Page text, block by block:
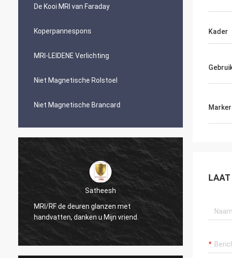
De Kooi MRI van Faraday
Koperpannespons
MRI-LEIDENE Verlichting
Niet Magnetische Rolstoel
Niet Magnetische Brancard
Satheesh
MRI/RF de deuren glanzen met
handvatten, danken u Mijn vriend.
kijkt zeer Nice
Kader
LAAT